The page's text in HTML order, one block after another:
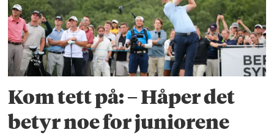
Kom tett på: – Håper det
betyr noe for juniorene